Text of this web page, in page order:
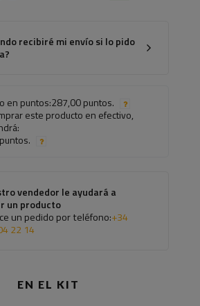
recibiré mi envío si lo pido
en puntos:287,00 puntos.
este producto en efectivo,
vendedor le ayudará a
un producto
un pedido por teléfono:+34
22 14
EN EL KIT